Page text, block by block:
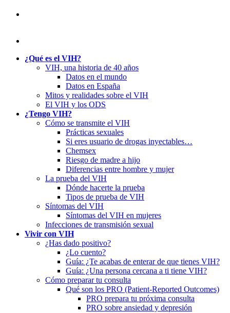
¿Qué es el VIH?
VIH, una historia de 40 años
Datos en el mundo
Datos en España
Mitos y realidades sobre el VIH
El VIH y los ODS
¿Tengo VIH?
Cómo se transmite el VIH
Prácticas sexuales
Si eres usuario de drogas inyectables…
Chemsex
Riesgo de madre a hijo
Diferencias entre hombre y mujer
La prueba del VIH
Dónde hacerte la prueba
Tipos de prueba de VIH
Síntomas del VIH
Síntomas del VIH en mujeres
Infecciones de transmisión sexual
Vivir con VIH
¿Has dado positivo?
¿Lo cuento?
Guía: ¿Te acabas de enterar de que tienes VIH?
Guía: ¿Una persona cercana a ti tiene VIH?
Cómo preparar tu consulta
Qué son los PRO (Patient-Reported Outcomes)
PRO prepara tu próxima consulta
PRO sobre ansiedad y depresión